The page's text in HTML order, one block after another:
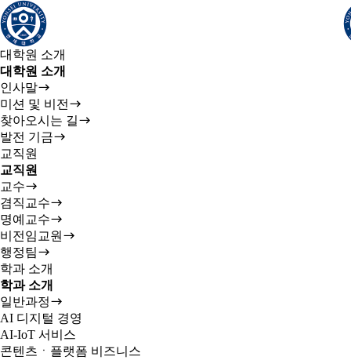
대학원 소개
대학원 소개
인사말
미션 및 비전
찾아오시는 길
발전 기금
교직원
교직원
교수
겸직교수
명예교수
비전임교원
행정팀
학과 소개
학과 소개
일반과정
AI 디지털 경영
AI-IoT 서비스
콘텐츠ㆍ플랫폼 비즈니스